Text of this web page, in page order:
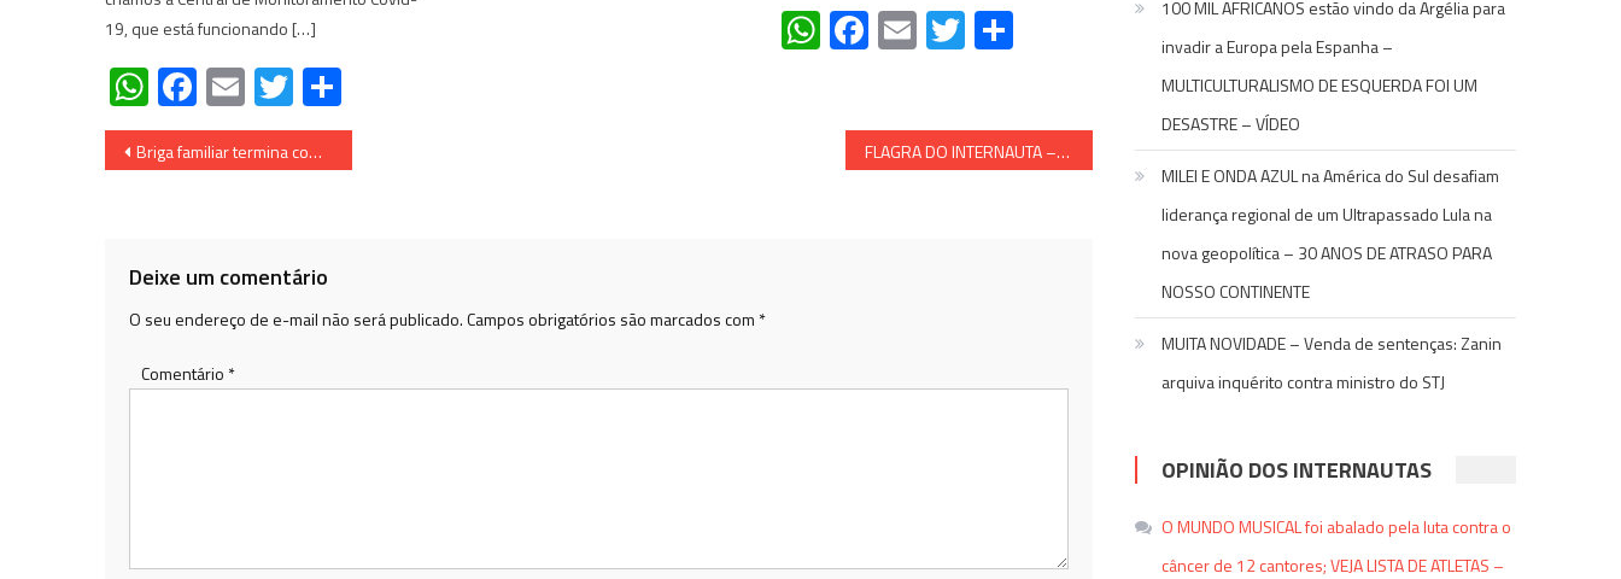
19, que está funcionando […]
WhatsApp
Facebook
EmailTwitter
WhatsApp
Facebook
EmailTwitter
Navegação
Briga familiar termina com mordida na orelha e facada no peito em Linhares (ES) FLAGRA DO INTERNAUTA – esgoto a céu aberto em Regência, cartão postal de Linhares ES
Deixe um comentário
O seu endereço de e-mail não será publicado.Campos obrigatórios são marcados com *
Comentário *
100 MIL AFRICANOS estão vindo da Argélia para
invadir a Europa pela Espanha –
MULTICULTURALISMO DE ESQUERDA FOI UM
DESASTRE – VÍDEO
MILEI E ONDA AZUL na América do Sul desafiam
liderança regional de um Ultrapassado Lula na
nova geopolítica – 30 ANOS DE ATRASO PARA
NOSSO CONTINENTE
MUITA NOVIDADE – Venda de sentenças: Zanin
arquiva inquérito contra ministro do STJ
OPINIÃO DOS INTERNAUTAS
O MUNDO MUSICAL foi abalado pela luta contra o
câncer de 12 cantores; VEJA LISTA DE ATLETAS –